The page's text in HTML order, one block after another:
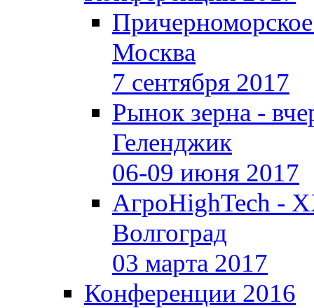
Москва
7 сентября 2017
Рынок зерна -
Геленджик
06-09 июня 2017
АгроHighTech -
Волгоград
03 марта 2017
Конференции 2016